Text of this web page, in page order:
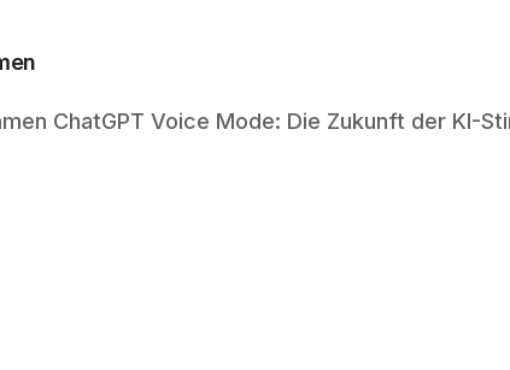
ChatGPT Voice Mode: Die Zukunft der KI-